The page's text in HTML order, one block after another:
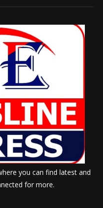
you can find latest and
for more.